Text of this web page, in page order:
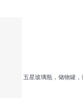
五星玻璃瓶，储物罐，